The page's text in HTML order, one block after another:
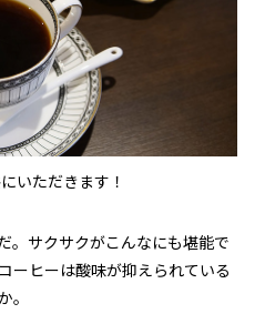
いただきます！
。サクサクがこんなにも堪能で
ーヒーは酸味が抑えられている
。